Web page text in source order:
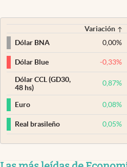
Variación
Dólar BNA
0,00%
Dólar Blue -0,33%
Dólar CCL (GD30,
48 hs)
0,87%
Euro 0,08%
Real brasileño 0,05%